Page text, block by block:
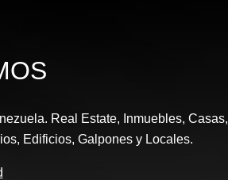
Real Estate, Inmuebles, Casas,
Edificios, Galpones y Locales.